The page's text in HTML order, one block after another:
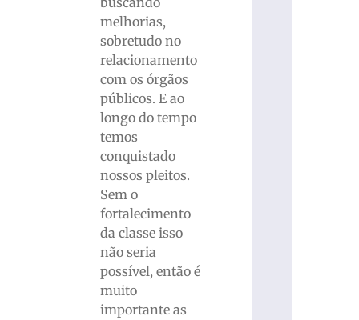
melhorias,
sobretudo no
relacionamento
com os órgãos
públicos. E ao
longo do tempo
temos
conquistado
nossos pleitos.
Sem o
fortalecimento
da classe isso
não seria
possível, então é
muito
importante as